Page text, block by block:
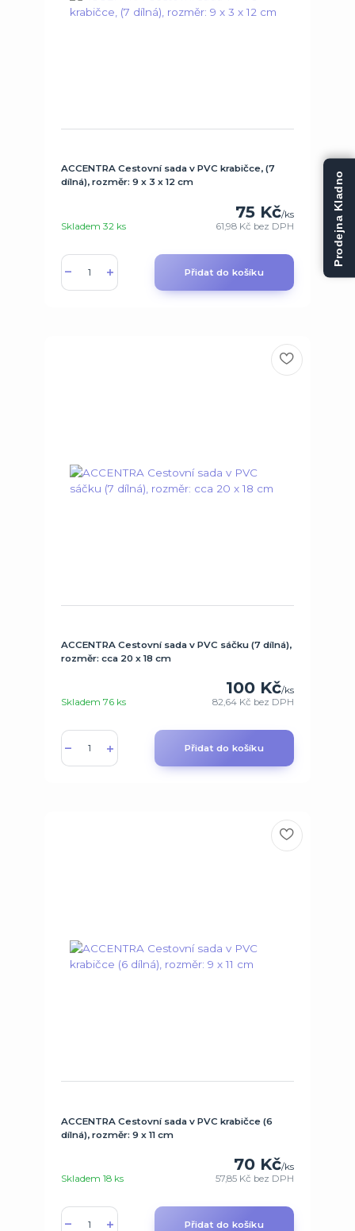
ACCENTRA Cestovní sada v PVC krabičce, (7
dílná), rozměr: 9 x 3 x 12 cm
75 Kč/ks
61,98 Kč bez DPH
Skladem 32 ks
Přidat do košíku
ACCENTRA Cestovní sada v PVC sáčku (7 dílná),
rozměr: cca 20 x 18 cm
100 Kč/ks
82,64 Kč bez DPH
Skladem 76 ks
Přidat do košíku
ACCENTRA Cestovní sada v PVC krabičce (6
dílná), rozměr: 9 x 11 cm
70 Kč/ks
57,85 Kč bez DPH
Skladem 18 ks
Přidat do košíku
Prodejna Kladno